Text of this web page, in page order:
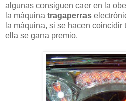
algunas consiguen caer en la
la máquina tragaperras
la máquina, si se hacen
ella se gana premio.